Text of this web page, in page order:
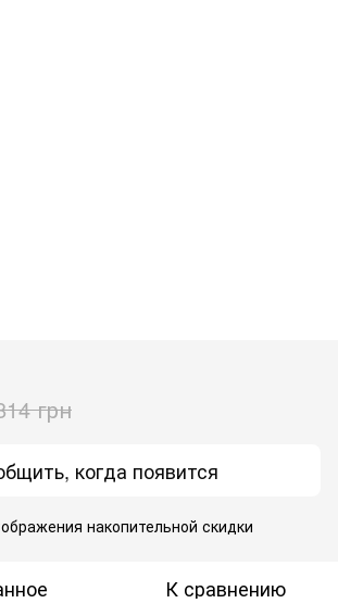
грн
когда появится
накопительной скидки
К сравнению